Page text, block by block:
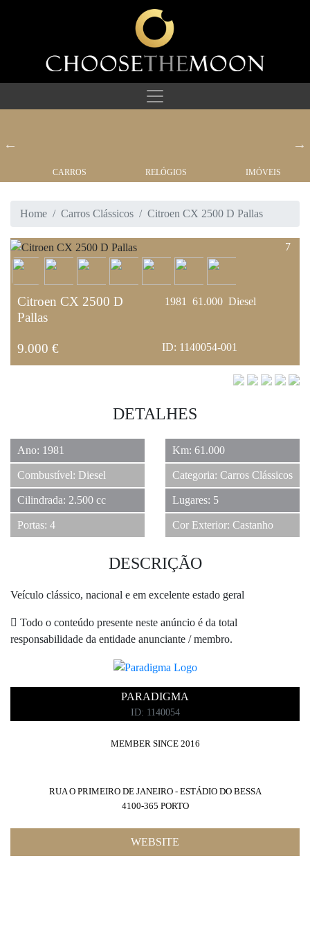
CARROS RELÓGIOS IMÓVEIS
Home Carros Clássicos Citroen CX 2500 D Pallas
7
Citroen CX 2500 D
Pallas
1981 61.000 Diesel
9.000 € ID: 1140054-001
DETALHES
Ano: 1981 Km: 61.000
Combustível: Diesel Categoria: Carros Clássicos
Cilindrada: 2.500 cc Lugares: 5
Portas: 4 Cor Exterior: Castanho
DESCRIÇÃO
Veículo clássico, nacional e em excelente estado geral
Todo o conteúdo presente neste anúncio é da total
responsabilidade da entidade anunciante / membro.
PARADIGMA
ID: 1140054
MEMBER SINCE 2016
RUA O PRIMEIRO DE JANEIRO - ESTÁDIO DO BESSA
4100-365 PORTO
WEBSITE